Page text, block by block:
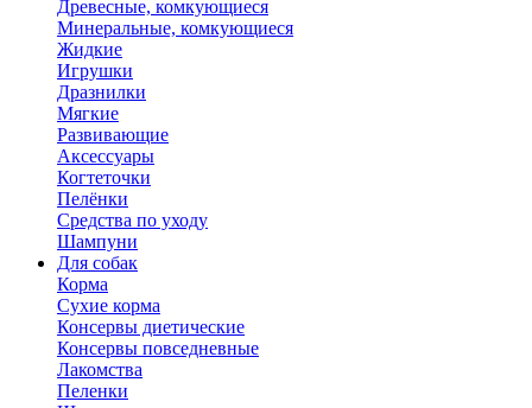
Древесные, комкующиеся
Минеральные, комкующиеся
Жидкие
Игрушки
Дразнилки
Мягкие
Развивающие
Аксессуары
Когтеточки
Пелёнки
Средства по уходу
Шампуни
Для собак
Корма
Сухие корма
Консервы диетические
Консервы повседневные
Лакомства
Пеленки